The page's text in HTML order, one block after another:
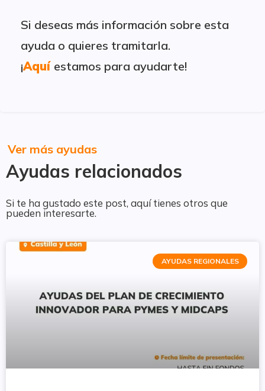
Si deseas más información sobre esta
ayuda o quieres tramitarla.
¡Aquí estamos para ayudarte!
Ayudas relacionados
Ver más ayudas
Si te ha gustado este post, aquí tienes otros que
pueden interesarte.
AYUDAS REGIONALES